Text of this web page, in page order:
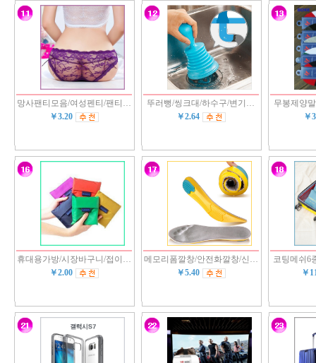
망사팬티모음/여성펜티/팬티…
￥3.20
뚜러뻥/씽크대/하수구/변기…
￥2.64
무봉제양
￥
휴대용가방/시장바구니/접이…
￥2.00
메모리폼깔창/안전화깔창/신…
￥5.40
코팅메쉬6
￥